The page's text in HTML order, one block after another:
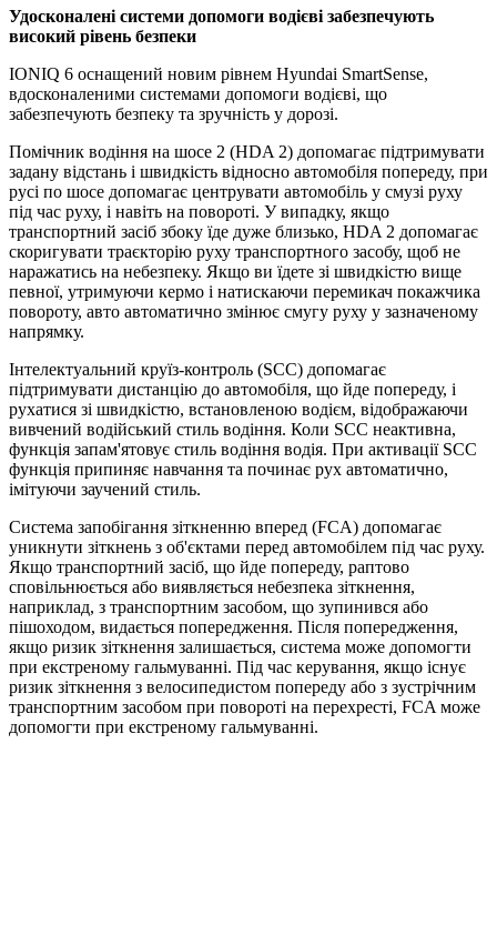
Удосконалені системи допомоги водієві забезпечують
високий рівень безпеки
IONIQ 6 оснащений новим рівнем Hyundai SmartSense,
вдосконаленими системами допомоги водієві, що
забезпечують безпеку та зручність у дорозі.
Помічник водіння на шосе 2 (HDA 2) допомагає підтримувати
задану відстань і швидкість відносно автомобіля попереду, при
русі по шосе допомагає центрувати автомобіль у смузі руху
під час руху, і навіть на повороті. У випадку, якщо
транспортний засіб збоку їде дуже близько, HDA 2 допомагає
скоригувати траєкторію руху транспортного засобу, щоб не
наражатись на небезпеку. Якщо ви їдете зі швидкістю вище
певної, утримуючи кермо і натискаючи перемикач покажчика
повороту, авто автоматично змінює смугу руху у зазначеному
напрямку.
Інтелектуальний круїз-контроль (SCC) допомагає
підтримувати дистанцію до автомобіля, що йде попереду, і
рухатися зі швидкістю, встановленою водієм, відображаючи
вивчений водійський стиль водіння. Коли SCC неактивна,
функція запам'ятовує стиль водіння водія. При активації SCC
функція припиняє навчання та починає рух автоматично,
імітуючи заучений стиль.
Система запобігання зіткненню вперед (FCA) допомагає
уникнути зіткнень з об'єктами перед автомобілем під час руху.
Якщо транспортний засіб, що йде попереду, раптово
сповільнюється або виявляється небезпека зіткнення,
наприклад, з транспортним засобом, що зупинився або
пішоходом, видається попередження. Після попередження,
якщо ризик зіткнення залишається, система може допомогти
при екстреному гальмуванні. Під час керування, якщо існує
ризик зіткнення з велосипедистом попереду або з зустрічним
транспортним засобом при повороті на перехресті, FCA може
допомогти при екстреному гальмуванні.